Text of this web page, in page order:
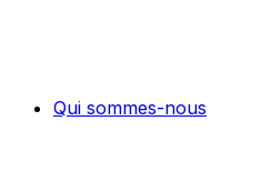
Qui sommes-nous